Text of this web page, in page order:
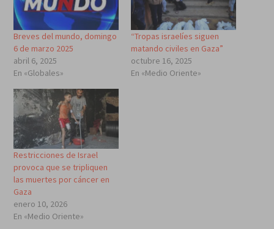
Breves del mundo, domingo
6 de marzo 2025
abril 6, 2025
En «Globales»
“Tropas israelíes siguen
matando civiles en Gaza”
octubre 16, 2025
En «Medio Oriente»
Restricciones de Israel
provoca que se tripliquen
las muertes por cáncer en
Gaza
enero 10, 2026
En «Medio Oriente»